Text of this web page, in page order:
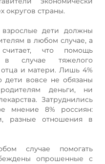
округов страны.
дети должны
в любом случае, а
что помощь
в случае тяжелого
и матери. Лишь 4%
вовсе не обязаны
деньги, ни
Затруднились
мнение 8% россиян:
разные отношения в
случае помогать
опрошенные с